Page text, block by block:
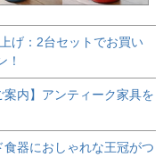
げ：2台セットでお買い
！
案内】アンティーク家具を
食器におしゃれな王冠がつ